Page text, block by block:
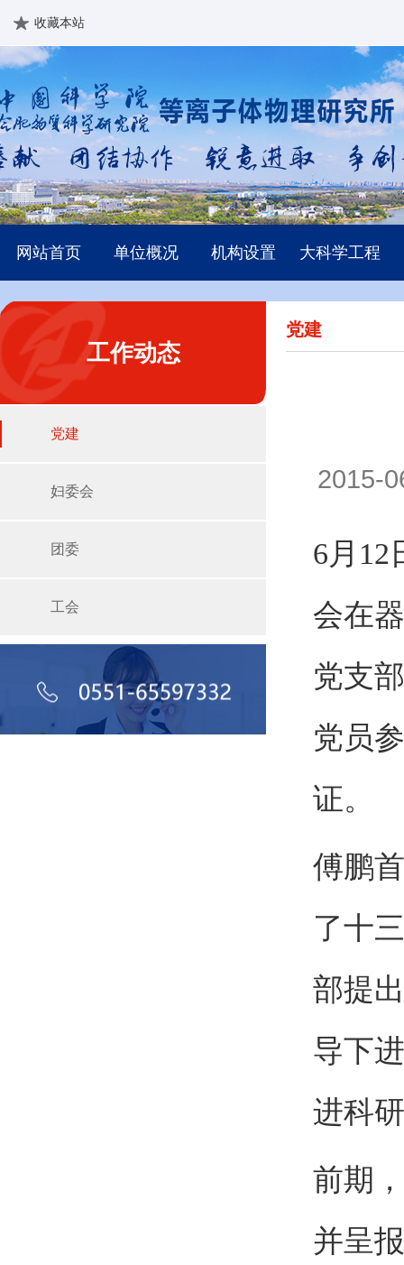
收藏本站
网站首页 单位概况 机构设置 大科学工程
工作动态
党建
妇委会
团委
工会
党建
2015-
6月12
会在
党支
党员
证。
傅鹏
了十
部提
导下
进科
前期
并呈